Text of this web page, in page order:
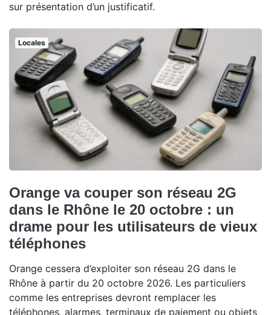
sur présentation d’un justificatif.
Locales
Orange va couper son réseau 2G
dans le Rhône le 20 octobre : un
drame pour les utilisateurs de vieux
téléphones
Orange cessera d’exploiter son réseau 2G dans le
Rhône à partir du 20 octobre 2026. Les particuliers
comme les entreprises devront remplacer les
téléphones, alarmes, terminaux de paiement ou objets